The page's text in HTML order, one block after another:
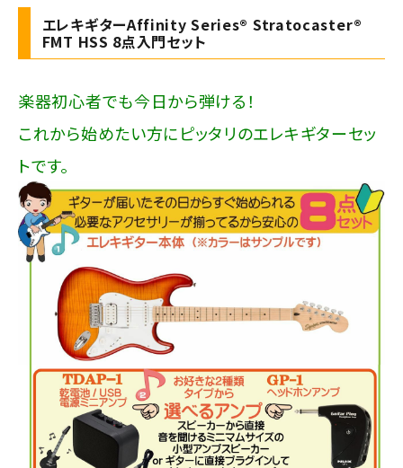
エレキギターAffinity Series® Stratocaster®
FMT HSS 8点入門セット
楽器初心者でも今日から弾ける！
これから始めたい方にピッタリのエレキギターセッ
トです。